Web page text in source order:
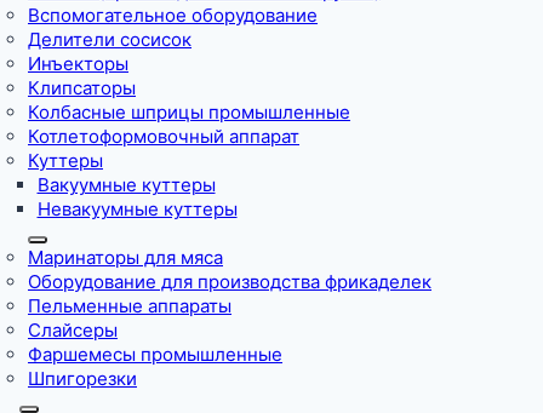
Вспомогательное оборудование
Делители сосисок
Инъекторы
Клипсаторы
Колбасные шприцы промышленные
Котлетоформовочный аппарат
Куттеры
Вакуумные куттеры
Невакуумные куттеры
Маринаторы для мяса
Оборудование для производства фрикаделек
Пельменные аппараты
Слайсеры
Фаршемесы промышленные
Шпигорезки